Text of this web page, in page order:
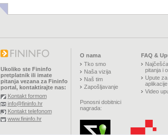
Ukoliko ste Fininfo
pretplatnik ili imate
pitanja vezana za Fininfo
portal, kontaktirajte nas:
Kontakt formom
info@fininfo.hr
Kontakt telefonom
www.fininfo.hr
O nama
Tko smo
Naša vizija
Naš tim
Zapošljavanje
Ponosni dobitnici
nagrada:
FAQ &
pitanja i
Upute
aplikacije
Video